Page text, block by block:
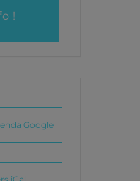
!
Google